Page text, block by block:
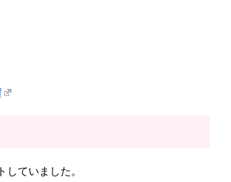
ていました。